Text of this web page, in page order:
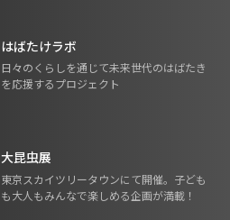
はばたけラボ
日々のくらしを通じて未来世代のはばたき
を応援するプロジェクト
大昆虫展
東京スカイツリータウンにて開催。子ども
も大人もみんなで楽しめる企画が満載！